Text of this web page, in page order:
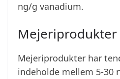
ng/g vanadium.
Mejeriprodukter
Mejeriprodukter har
indeholde mellem 5-30